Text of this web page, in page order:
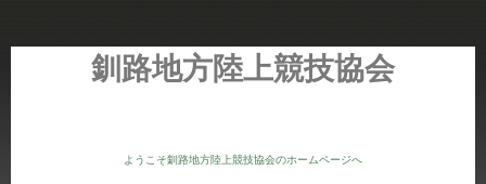
釧路地方陸上競技協会
ようこそ釧路地方陸上競技協会のホームページへ